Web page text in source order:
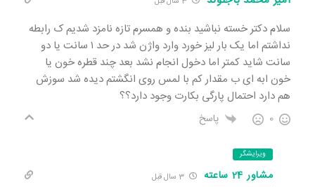
سلام دکتر خسته نباشید بنده و همسرم تازه نامزد شدیم ک رابطه
نداشتم اما یک بار لیز خورد وارد واژن شد در حد ۱ سانت یا دو
سانت شاید کمتر اما دخول انجام نشد بعد چند قطره خون یا
خون ابه ای ب مقدار کم با لمس روی انگشتم دیده شد سوزش
هم دارد احتمال پارگی بکارت وجود دارد؟؟
0 پاسخ
ویرایشگر
مشاور 24 ساعته 3 سال قبل